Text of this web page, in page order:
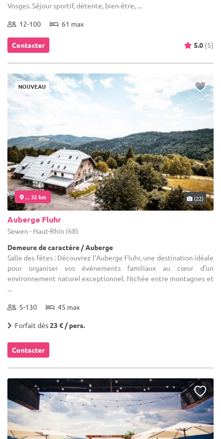
Vosges. Séjour sportif, détente, bien-être, ...
12-100 61 max
Contacter 5.0 (5)
NOUVEAU
... 32 km (22)
Auberge Fluhr
Sewen - Haut-Rhin (68)
Demeure de caractère / Auberge
Salle des fêtes : Découvrez l’Auberge Fluhr, une destination idéale
pour organiser vos événements familiaux au cœur d’un
environnement naturel exceptionnel. Nichée entre montagnes et
...
5-130 45 max
Forfait dès23 € / pers.
Contacter